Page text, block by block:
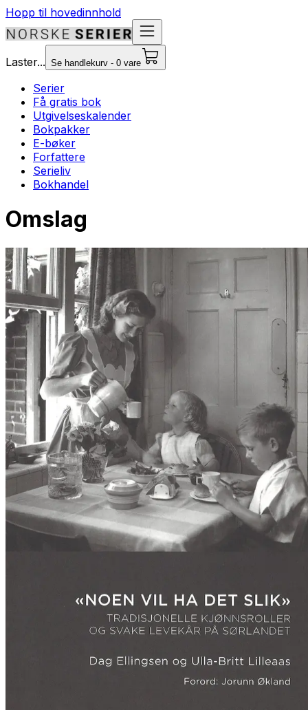
Hopp til hovedinnhold
Laster... Se handlekurv - 0 vare
Serier
Få gratis bok
Utgivelseskalender
Bokpakker
E-bøker
Forfattere
Serieliv
Bokhandel
Omslag